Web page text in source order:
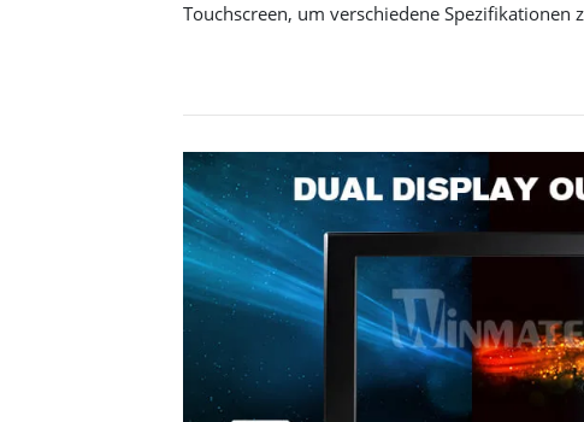
Touchscreen, um verschiedene Spezifikationen